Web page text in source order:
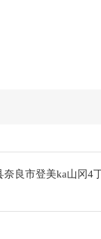
奈良市登美ka山冈4